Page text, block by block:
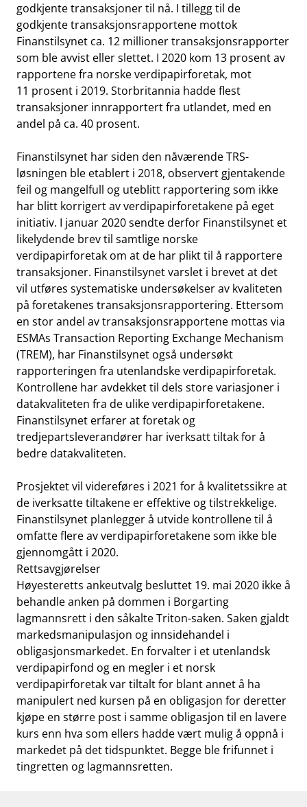
godkjente transaksjoner til nå. I tillegg til de
godkjente transaksjonsrapportene mottok
Finanstilsynet ca. 12 millioner transaksjonsrapporter
som ble avvist eller slettet. I 2020 kom 13 prosent av
rapportene fra norske verdipapirforetak, mot
11 prosent i 2019. Storbritannia hadde flest
transaksjoner innrapportert fra utlandet, med en
andel på ca. 40 prosent.
Finanstilsynet har siden den nåværende TRS-
løsningen ble etablert i 2018, observert gjentakende
feil og mangelfull og uteblitt rapportering som ikke
har blitt korrigert av verdipapirforetakene på eget
initiativ. I januar 2020 sendte derfor Finanstilsynet et
likelydende brev til samtlige norske
verdipapirforetak om at de har plikt til å rapportere
transaksjoner. Finanstilsynet varslet i brevet at det
vil utføres systematiske undersøkelser av kvaliteten
på foretakenes transaksjonsrapportering. Ettersom
en stor andel av transaksjonsrapportene mottas via
ESMAs Transaction Reporting Exchange Mechanism
(TREM), har Finanstilsynet også undersøkt
rapporteringen fra utenlandske verdipapirforetak.
Kontrollene har avdekket til dels store variasjoner i
datakvaliteten fra de ulike verdipapirforetakene.
Finanstilsynet erfarer at foretak og
tredjepartsleverandører har iverksatt tiltak for å
bedre datakvaliteten.
Prosjektet vil videreføres i 2021 for å kvalitetssikre at
de iverksatte tiltakene er effektive og tilstrekkelige.
Finanstilsynet planlegger å utvide kontrollene til å
omfatte flere av verdipapirforetakene som ikke ble
gjennomgått i 2020.
Rettsavgjørelser
Høyesteretts ankeutvalg besluttet 19. mai 2020 ikke å
behandle anken på dommen i Borgarting
lagmannsrett i den såkalte Triton-saken. Saken gjaldt
markedsmanipulasjon og innsidehandel i
obligasjonsmarkedet. En forvalter i et utenlandsk
verdipapirfond og en megler i et norsk
verdipapirforetak var tiltalt for blant annet å ha
manipulert ned kursen på en obligasjon for deretter
kjøpe en større post i samme obligasjon til en lavere
kurs enn hva som ellers hadde vært mulig å oppnå i
markedet på det tidspunktet. Begge ble frifunnet i
tingretten og lagmannsretten.